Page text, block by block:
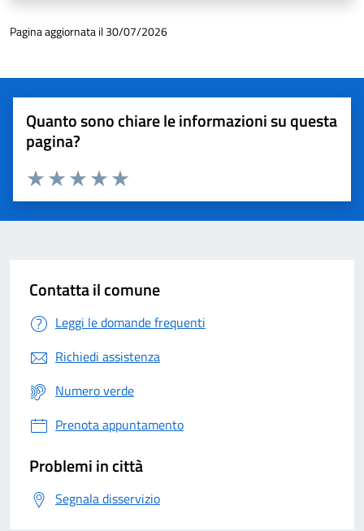
Pagina aggiornata il 30/07/2026
Quanto sono chiare le informazioni su questa
pagina?
Valuta 5 stelle su 5
Valuta 4 stelle su 5
Valuta 3 stelle su 5
Valuta 2 stelle su 5
Valuta 1 stelle su 5
Contatta il comune
Leggi le domande frequenti
Richiedi assistenza
Numero verde
Prenota appuntamento
Problemi in città
Segnala disservizio